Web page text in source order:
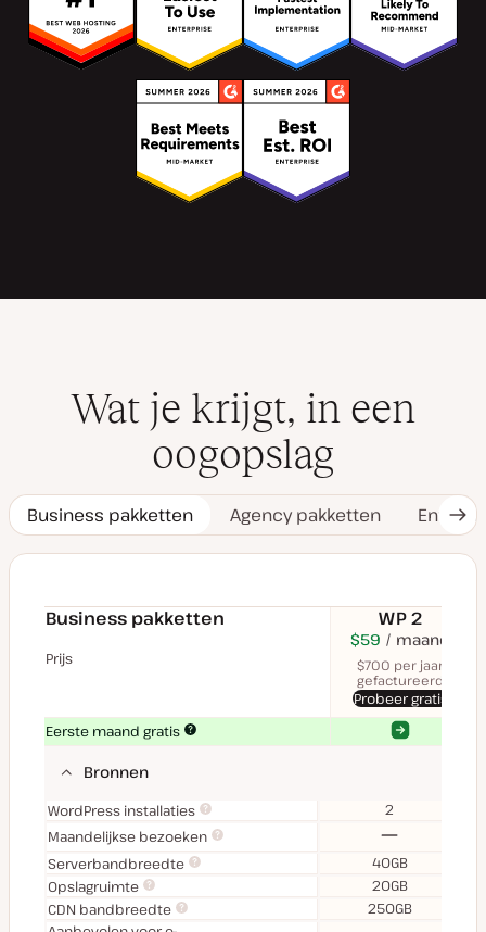
Wat je krijgt, in een
oogopslag
Business pakketten Agency pakketten
tab
Business pakketten WP 2
Prijs
USD
maand
$59 USD
maand
$700 per jaar
gefactureerd
Probeer gratis
Eerste maand gratis
Ja
Bronnen
WordPress installaties
2
Maandelijkse bezoeken
Serverbandbreedte
40GB
Opslagruimte
20GB
CDN bandbreedte
250GB